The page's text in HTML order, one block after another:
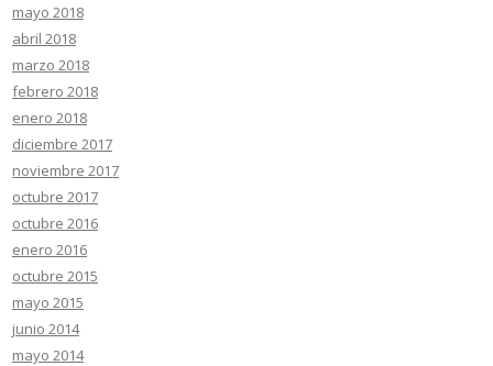
mayo 2018
abril 2018
marzo 2018
febrero 2018
enero 2018
diciembre 2017
noviembre 2017
octubre 2017
octubre 2016
enero 2016
octubre 2015
mayo 2015
junio 2014
mayo 2014